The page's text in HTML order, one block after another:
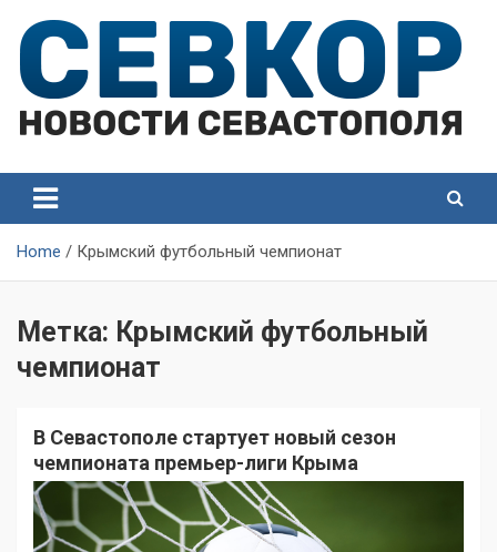
content
Севастополя
Севастополя
Home Крымский футбольный чемпионат
Метка: Крымский футбольный
чемпионат
В Севастополе стартует новый сезон
чемпионата премьер-лиги Крыма